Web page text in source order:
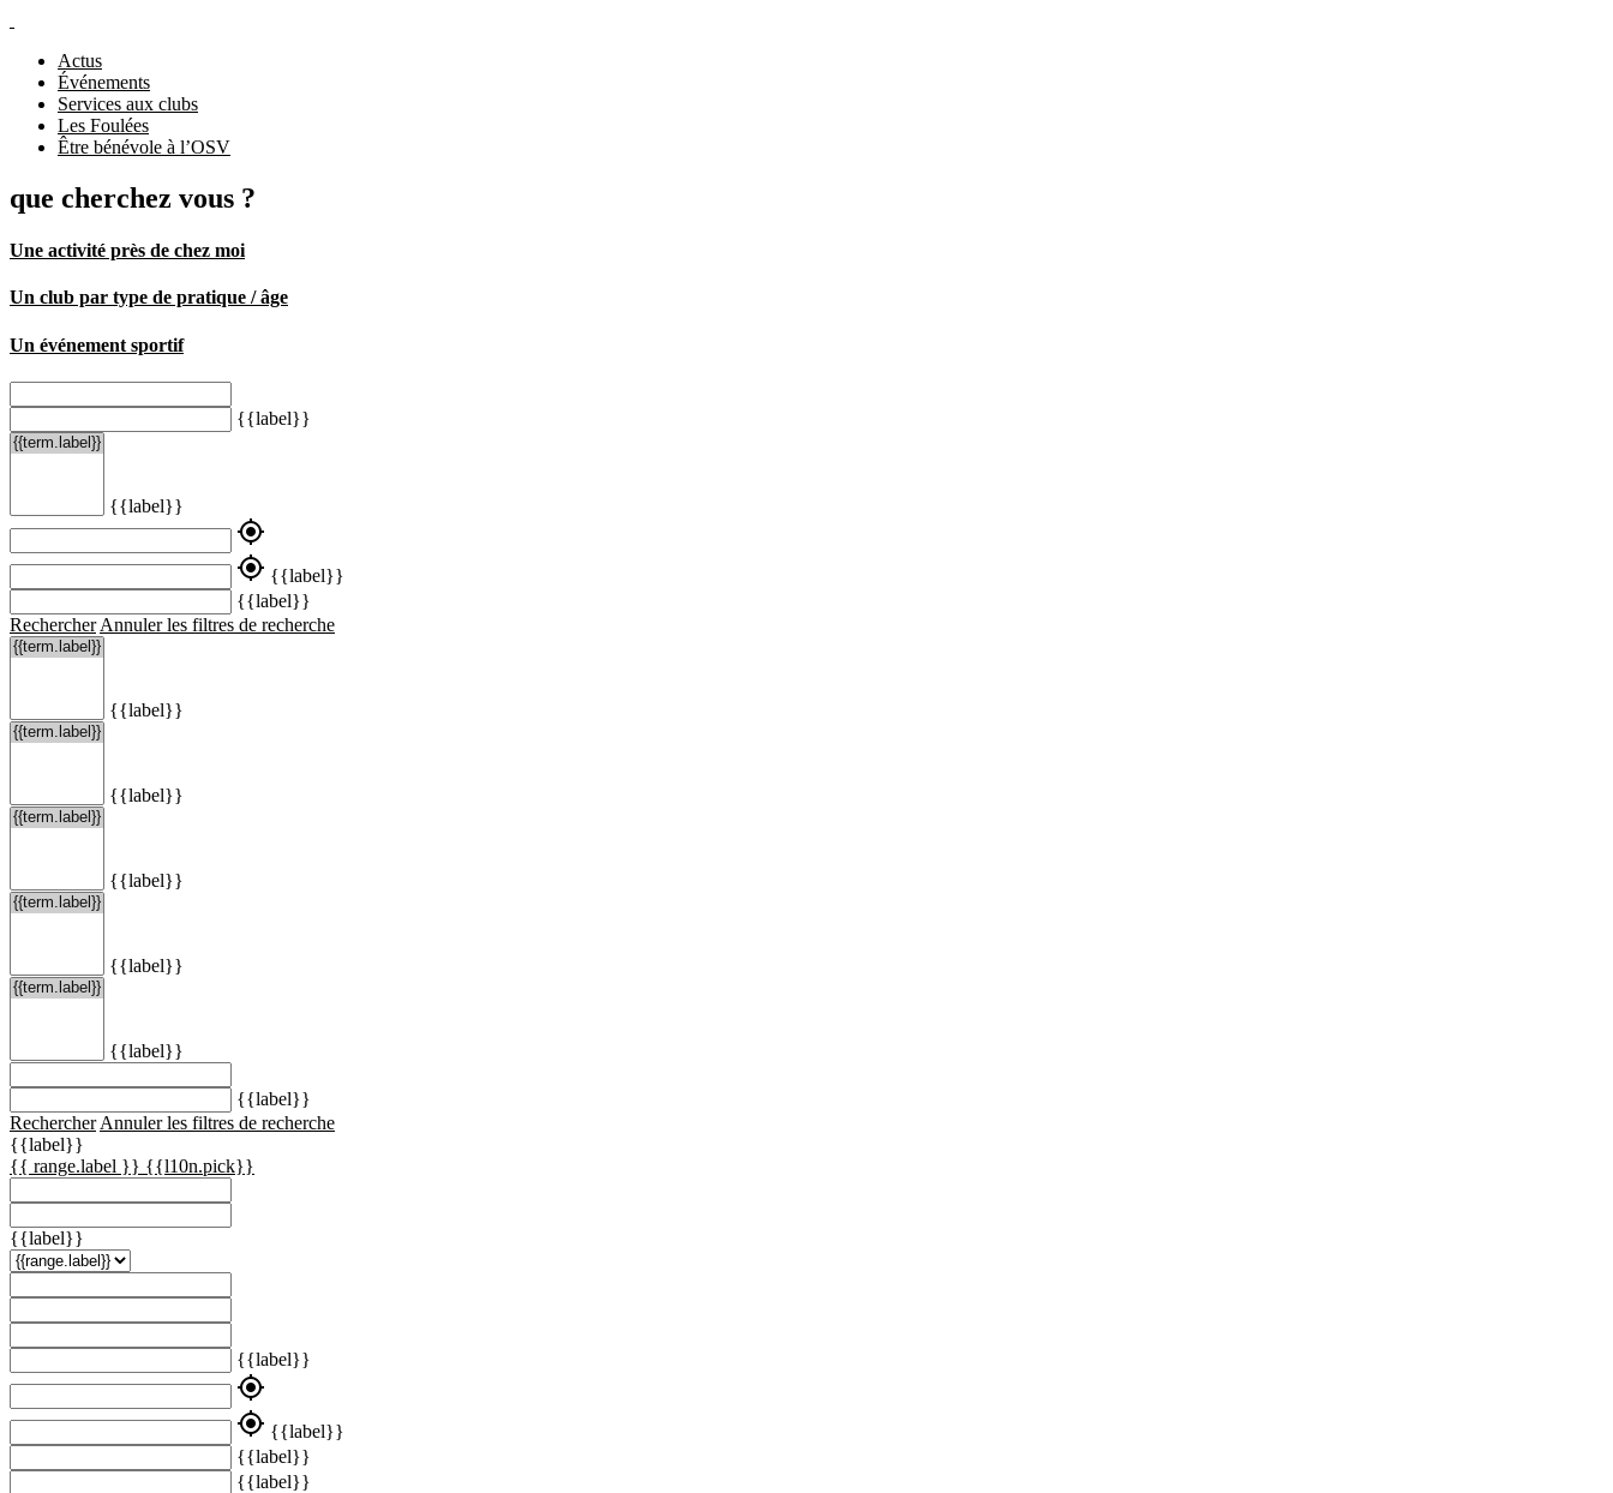
Actus
Événements
Services aux clubs
Les Foulées
Être bénévole à l’OSV
que cherchez vous ?
Une activité près de chez moi
Un club par type de pratique / âge
Un événement sportif
{{label}}
{{label}}
my_location
my_location {{label}}
{{label}}
Rechercher Annuler les filtres de recherche
{{label}}
{{label}}
{{label}}
{{label}}
{{label}}
{{label}}
Rechercher Annuler les filtres de recherche
{{label}}
{{ range.label }} {{l10n.pick}}
{{label}}
{{label}}
my_location
my_location {{label}}
{{label}}
{{label}}